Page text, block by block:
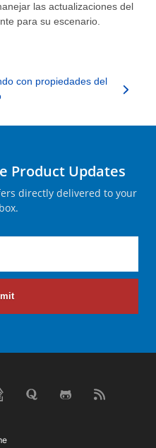
las actualizaciones del
para su escenario.
con propiedades del
Product Updates
directly delivered to your